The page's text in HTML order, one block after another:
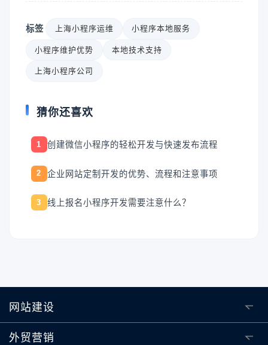
标签 上海小程序运维 小程序本地服务
小程序维护优势 本地技术支持
上海小程序公司
猜你还喜欢
1 创建微信小程序的轻松开发与快速发布流程
2 企业网站定制开发的优势、流程和注意事项
3 线上报名小程序开发需要注意什么？
网站建设
外贸营销